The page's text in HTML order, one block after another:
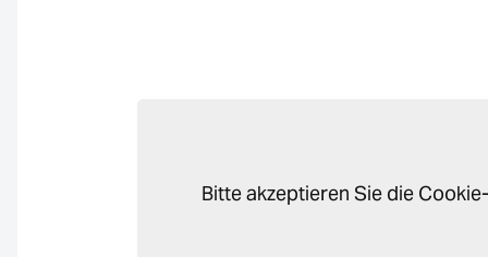
Bitte akzeptieren Sie die